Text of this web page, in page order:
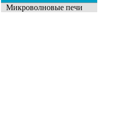
Микроволновые печи